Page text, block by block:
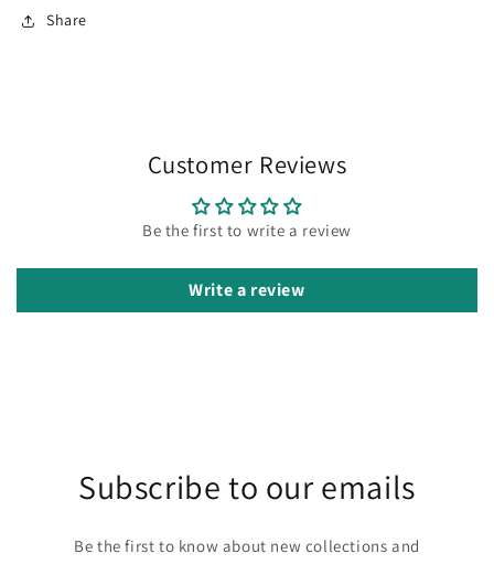
Share
Customer Reviews
Be the first to write a review
Write a review
Subscribe to our emails
Be the first to know about new collections and